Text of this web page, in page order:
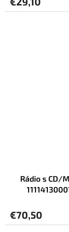
Rádio s CD/
€70,50